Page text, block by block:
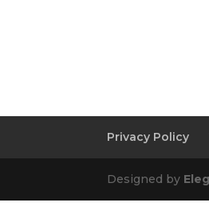
Privacy Policy
Designed by